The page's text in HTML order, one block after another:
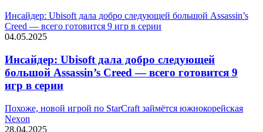
Инсайдер: Ubisoft дала добро следующей большой Assassin’s
Creed — всего готовится 9 игр в серии
04.05.2025
Инсайдер: Ubisoft дала добро следующей
большой Assassin’s Creed — всего готовится 9
игр в серии
Похоже, новой игрой по StarCraft займётся южнокорейская
Nexon
28.04.2025